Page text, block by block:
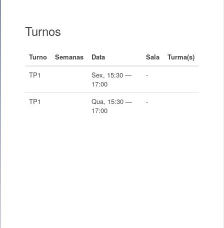
Turnos
Turno Semanas Data Sala
Turma(s)
TP1
Sex, 15:30 —
17:00
-
TP1
Qua, 15:30 —
17:00
-